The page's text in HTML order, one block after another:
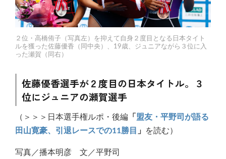
２位・高橋侑子（写真左）を抑えて自身２度目となる日本タイト
ルを獲った佐藤優香（同中央）、19歳、ジュニアながら３位に入
った瀬賀（同右）
佐藤優香選手が２度目の日本タイトル。３
位にジュニアの瀬賀選手
（＞＞＞日本選手権ルポ・後編 「 盟友・平野司が語る
田山寛豪、引退レースでの11勝目
」 を読む）
写真／播本明彦 文／平野司